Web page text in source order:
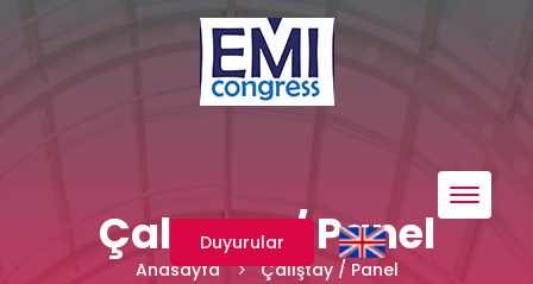
Menü
Duyurular
Çalıştay / Panel
Anasayfa Çalıştay / Panel